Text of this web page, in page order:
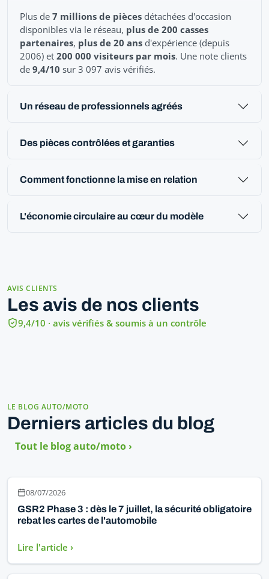
Plus de 7 millions de pièces détachées d'occasion
disponibles via le réseau, plus de 200 casses
partenaires, plus de 20 ans d'expérience (depuis
2006) et 200 000 visiteurs par mois. Une note clients
de 9,4/10 sur 3 097 avis vérifiés.
Un réseau de professionnels agréés
Des pièces contrôlées et garanties
Comment fonctionne la mise en relation
L'économie circulaire au cœur du modèle
AVIS CLIENTS
Les avis de nos clients
9,4/10 · avis vérifiés & soumis à un contrôle
LE BLOG AUTO/MOTO
Derniers articles du blog
Tout le blog auto/moto ›
08/07/2026
GSR2 Phase 3 : dès le 7 juillet, la sécurité obligatoire
rebat les cartes de l'automobile
Lire l'article ›